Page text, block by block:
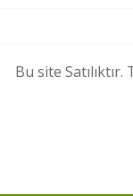
Bu site